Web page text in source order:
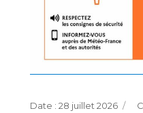
Publié
28 juillet 2026